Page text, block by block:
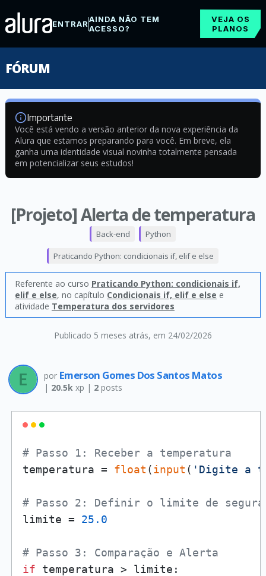
ENTRARAINDA NÃO TEM
ACESSO?
VEJA OS
PLANOS
FÓRUM
Importante
Você está vendo a versão anterior da nova experiência da
Alura que estamos preparando para você. Em breve, ela
ganha uma identidade visual novinha totalmente pensada
em potencializar seus estudos!
[Projeto] Alerta de temperatura
Publicado 5 meses atrás, em 24/02/2026
Back-end Python
Praticando Python: condicionais if, elif e else
Referente ao curso Praticando Python: condicionais if,
elif e else, no capítulo Condicionais if, elif e else e
atividade Temperatura dos servidores
por Emerson Gomes Dos Santos Matos
| 20.5kxp | 2posts
# Passo 1: Receber a temperatura
temperatura = float (input ( 'Digite a
# Passo 2: Definir o limite de
limite = 25.0
# Passo 3: Comparação e Alerta
if temperatura > limite: